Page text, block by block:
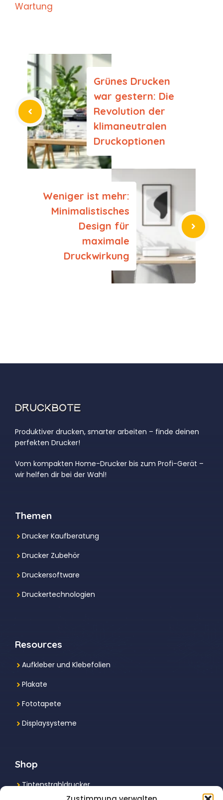
Wartung
Grünes Drucken
war gestern: Die
Revolution der
klimaneutralen
Druckoptionen
Weniger ist mehr:
Minimalistisches
Design für
maximale
Druckwirkung
Produktiver drucken, smarter arbeiten – finde deinen
perfekten Drucker!
Vom kompakten Home-Drucker bis zum Profi-Gerät –
wir helfen dir bei der Wahl!
Themen
Drucker Kaufberatung
Drucker Zubehör
Druckersoftware
Druckertechnologien
Resources
Aufkleber und Klebefolien
Plakate
Fototapete
Displaysysteme
Shop
Tintenstrahldrucker